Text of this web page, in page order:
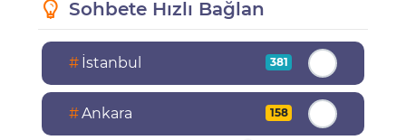
Sohbete Hızlı Bağlan
# İstanbul 381
#Ankara 158